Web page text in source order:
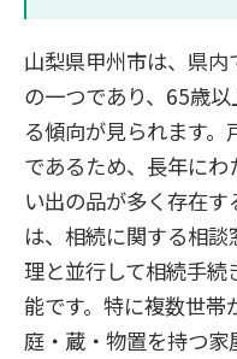
山梨県甲州市は、県
の一つであり、65歳
る傾向が見られます
であるため、長年に
い出の品が多く存在
は、相続に関する相
理と並行して相続手
能です。特に複数世帯
庭・蔵・物置を持つ